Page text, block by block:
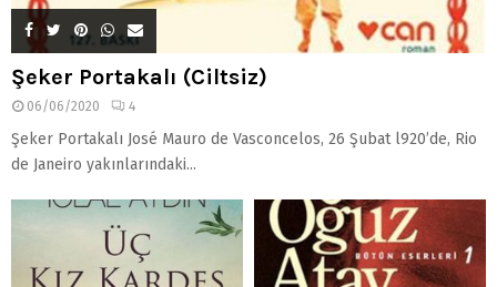
Şeker Portakalı (Ciltsiz)
06/06/2020 4
Şeker Portakalı José Mauro de Vasconcelos, 26 Şubat l920’de, Rio
de Janeiro yakınlarındaki...